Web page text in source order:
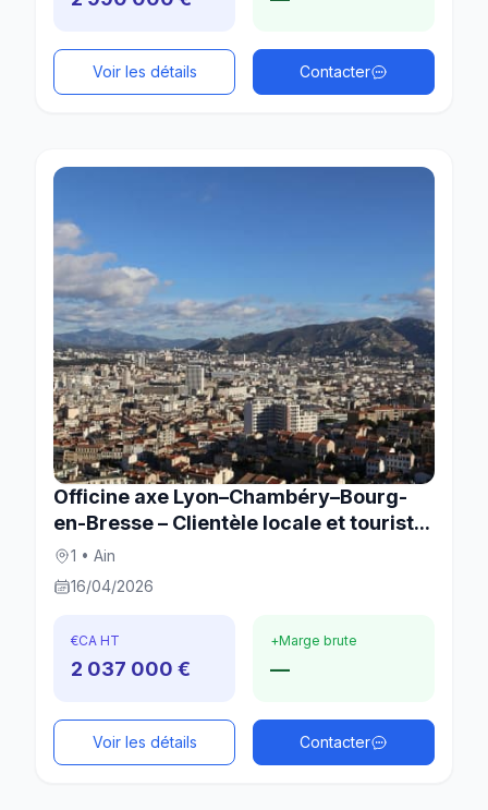
Voir les détails Contacter
Officine axe Lyon–Chambéry–Bourg-
en-Bresse – Clientèle locale et tourist...
1 • Ain
16/04/2026
€CA HT
2 037 000 €
+Marge brute
—
Voir les détails Contacter